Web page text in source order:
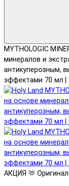
MYTHOLOGIC
минералов и
антикуперозным,
эффектами 70 мл |
АКЦИЯ 🫶